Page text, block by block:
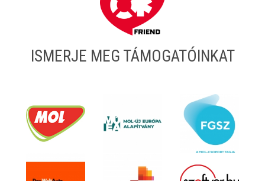
ISMERJE MEG TÁMOGATÓINKAT